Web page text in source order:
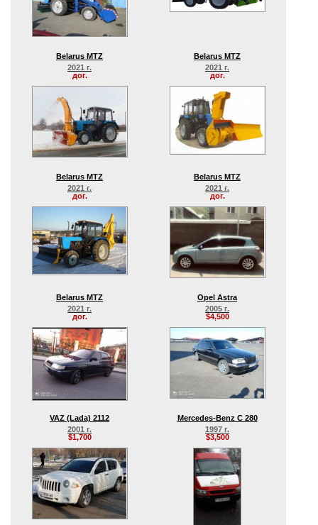
Belarus MTZ
2021 г.
дог.
Belarus MTZ
2021 г.
дог.
Belarus MTZ
2021 г.
дог.
Belarus MTZ
2021 г.
дог.
Belarus MTZ
2021 г.
дог.
Opel Astra
2005 г.
$4,500
VAZ (Lada) 2112
2001 г.
$1,700
Mercedes-Benz C 280
1997 г.
$3,500